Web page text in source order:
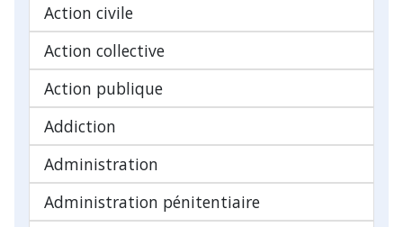
Action civile
Action collective
Action publique
Addiction
Administration
Administration pénitentiaire